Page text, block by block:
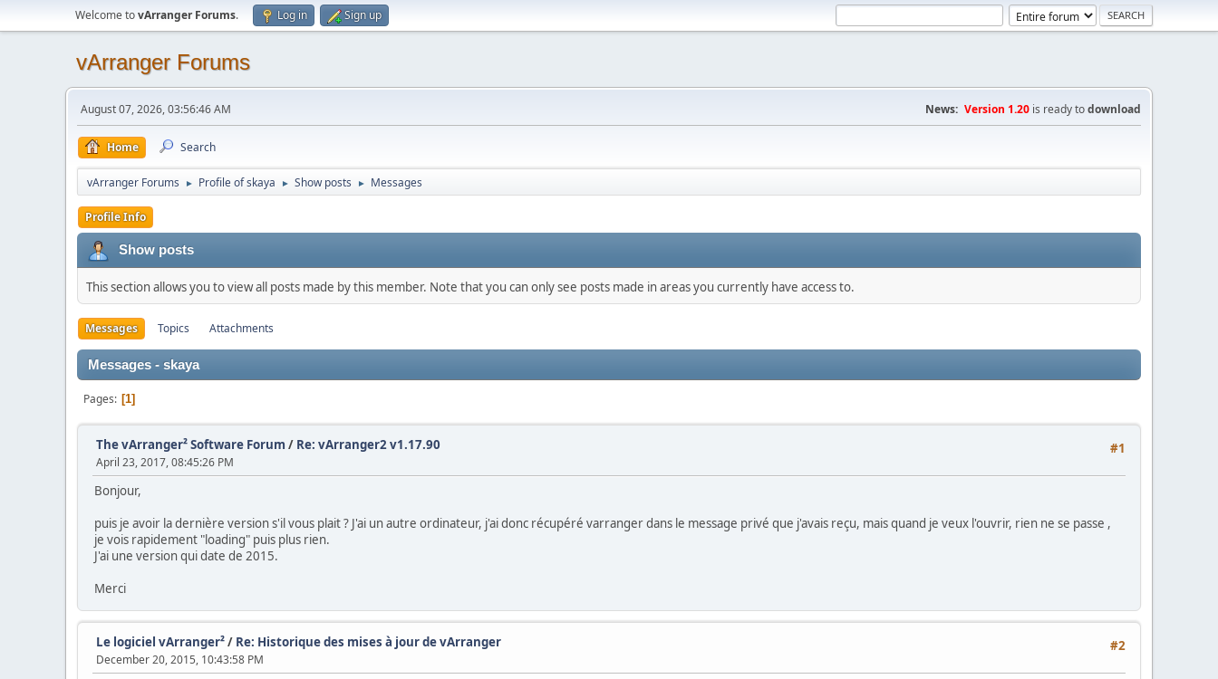
Welcome tovArranger Forums. Log in Sign up
vArranger Forums
August 07, 2026, 03:56:46 AM News: Version 1.20 is ready todownload
Home Search
vArranger Forums ► Profile of skaya ► Show posts ► Messages
Profile Info
Show posts
This section allows you to view all posts made by this member. Note that you can only see posts made in areas you currently have access to.
Messages Topics Attachments
Messages - skaya
Pages 1
#1
The vArranger² Software Forum / Re: vArranger2 v1.17.90
April 23, 2017, 08:45:26 PM
Bonjour,
puis je avoir la dernière version s'il vous plait ? J'ai un autre ordinateur, j'ai donc récupéré varranger dans le message privé que j'avais reçu, mais quand je veux l'ouvrir, rien ne se passe ,
je vois rapidement "loading" puis plus rien.
J'ai une version qui date de 2015.
Merci
#2
Le logiciel vArranger²/ Re: Historique des mises à jour de vArranger
December 20, 2015, 10:43:58 PM